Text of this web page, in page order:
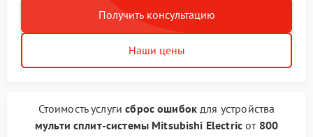
Получить консультацию
Наши цены
Стоимость услугисброс ошибок для устройства
мульти сплит-системы Mitsubishi Electricот 800